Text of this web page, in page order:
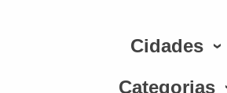
Cidades
Categorias